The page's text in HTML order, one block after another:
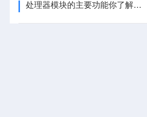
处理器模块的主要功能你了解多少呢